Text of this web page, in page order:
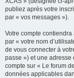
publiez après votre
par « vos messages »).
Votre compte
par « votre nom
de vous connecter à
passe ») et une
compte sur « Le forum
données applicables